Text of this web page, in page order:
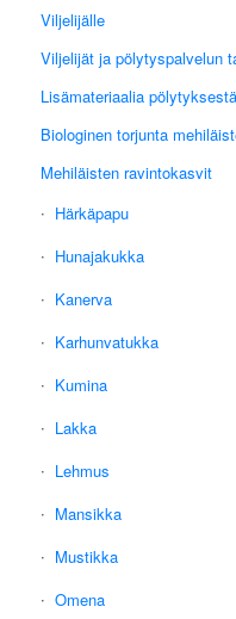
Viljelijälle
Viljelijät ja pölytyspalvelun
Lisämateriaalia
Biologinen torjunta
Mehiläisten ravintokasvit
Härkäpapu
Hunajakukka
Kanerva
Karhunvatukka
Kumina
Lakka
Lehmus
Mansikka
Mustikka
Omena